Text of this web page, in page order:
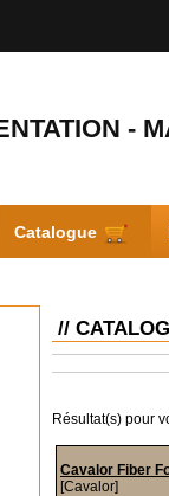
-
Catalogue
//
Résultat(s) pour
Cavalor Fiber
[Cavalor]